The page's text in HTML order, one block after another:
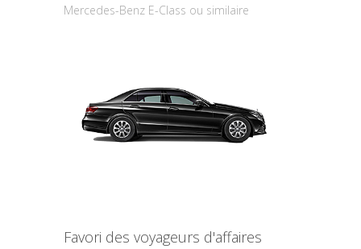
Mercedes-Benz E-Class ou similaire
Favori des voyageurs d'affaires